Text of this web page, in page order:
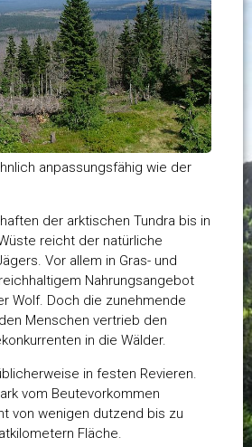
anpassungsfähig wie der
der arktischen Tundra bis in
reicht der natürliche
Vor allem in Gras- und
Nahrungsangebot
Wolf. Doch die zunehmende
Menschen vertrieb den
in die Wälder.
in festen Revieren.
vom Beutevorkommen
von wenigen dutzend bis zu
Fläche.